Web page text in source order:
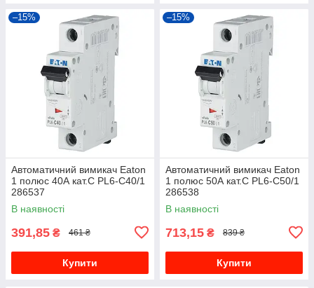
–15%
Автоматичний вимикач Eaton
1 полюс 40А кат.C PL6-C40/1
286537
В наявності
391,85 ₴ 461 ₴
Купити
–15%
Автоматичний вимикач Eaton
1 полюс 50А кат.C PL6-C50/1
286538
В наявності
713,15 ₴ 839 ₴
Купити